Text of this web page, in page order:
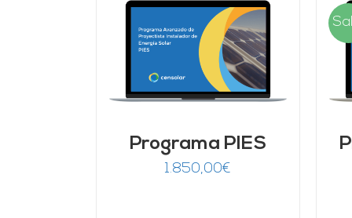
Programa PIES
1.850,00€
AÑADIR AL CARRITO
DETALLES